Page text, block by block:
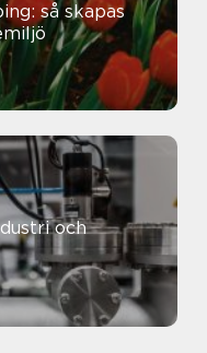
så skapas
och